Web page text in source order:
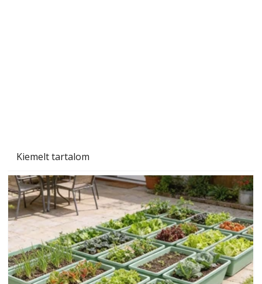
Kiemelt tartalom